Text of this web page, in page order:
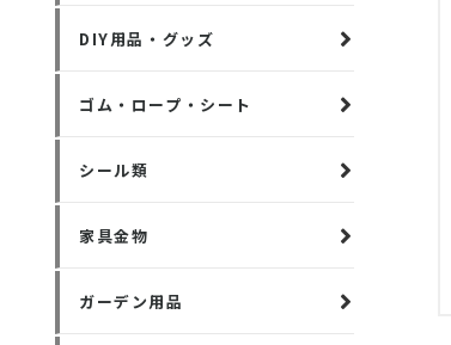
DIY用品・グッズ
ゴム・ロープ・シート
シール類
家具金物
ガーデン用品